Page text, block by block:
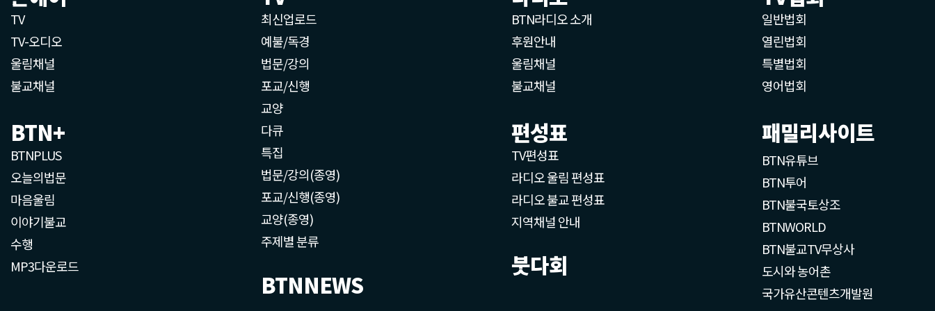
TV
TV-오디오
울림채널
불교채널
BTN+
BTNPLUS
오늘의법문
마음울림
이야기불교
수행
MP3다운로드
최신업로드
예불/독경
법문/강의
포교/신행
교양
다큐
특집
법문/강의(종영)
포교/신행(종영)
교양(종영)
주제별 분류
BTNNEWS
BTN라디오 소개
후원안내
울림채널
불교채널
편성표
TV편성표
라디오 울림 편성표
라디오 불교 편성표
지역채널 안내
붓다회
일반법회
열린법회
특별법회
영어법회
패밀리사이트
BTN유튜브
BTN투어
BTN불국토상조
BTNWORLD
BTN불교TV무상사
도시와 농어촌
국가유산콘텐츠개발원